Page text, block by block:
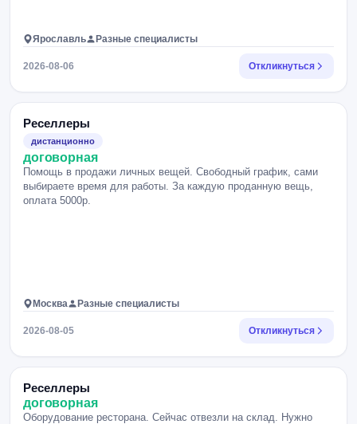
Ярославль Разные специалисты
2026-08-06 Откликнуться
Реселлеры
дистанционно
договорная
Помощь в продажи личных вещей. Свободный график, сами
выбираете время для работы. За каждую проданную вещь,
оплата 5000р.
Москва Разные специалисты
2026-08-05 Откликнуться
Реселлеры
договорная
Оборудование ресторана. Сейчас отвезли на склад. Нужно